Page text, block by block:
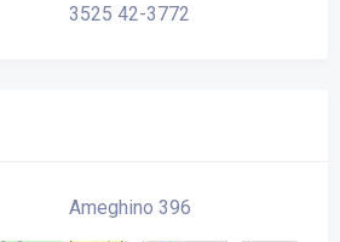
3525 42-3772
Ameghino 396